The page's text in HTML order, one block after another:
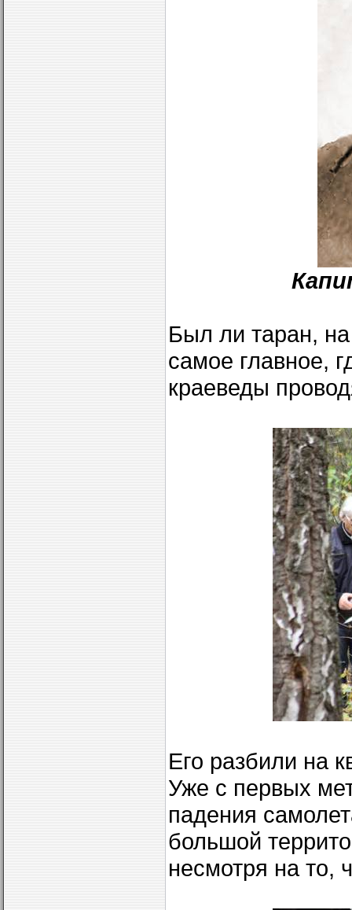
Был ли таран,
самое главное,
краеведы
Его разбили на
Уже с первых
падения
большой
несмотря на то,